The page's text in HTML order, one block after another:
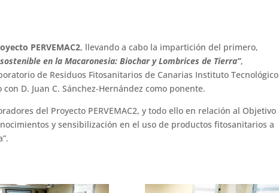
PERVEMAC2, llevando a cabo la impartición del primero,
en la Macaronesia: Biochar y Lombrices de Tierra”,
de Residuos Fitosanitarios de Canarias Instituto Tecnológico
D. Juan C. Sánchez‐Hernández como ponente.
del Proyecto PERVEMAC2, y todo ello en relación al Objetivo
y sensibilización en el uso de productos fitosanitarios a